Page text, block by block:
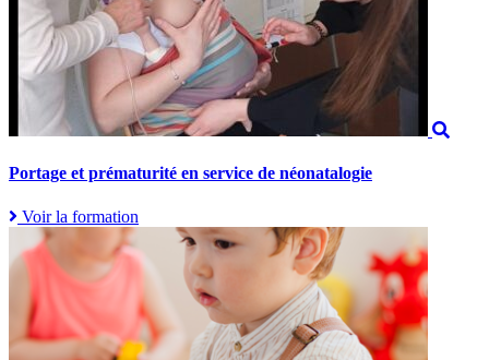
Portage et prématurité en service de néonatalogie
Voir la formation